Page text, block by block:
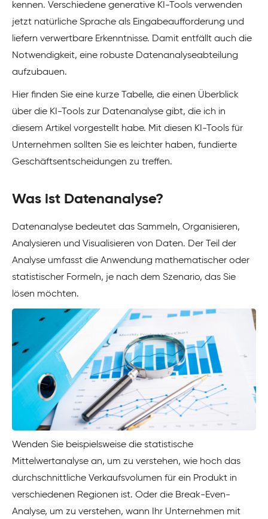
kennen. Verschiedene generative KI-Tools verwenden
jetzt natürliche Sprache als Eingabeaufforderung und
liefern verwertbare Erkenntnisse. Damit entfällt auch die
Notwendigkeit, eine robuste Datenanalyseabteilung
aufzubauen.
Hier finden Sie eine kurze Tabelle, die einen Überblick
über die KI-Tools zur Datenanalyse gibt, die ich in
diesem Artikel vorgestellt habe. Mit diesen KI-Tools für
Unternehmen sollten Sie es leichter haben, fundierte
Geschäftsentscheidungen zu treffen.
Was ist Datenanalyse?
Datenanalyse bedeutet das Sammeln, Organisieren,
Analysieren und Visualisieren von Daten. Der Teil der
Analyse umfasst die Anwendung mathematischer oder
statistischer Formeln, je nach dem Szenario, das Sie
lösen möchten.
Wenden Sie beispielsweise die statistische
Mittelwertanalyse an, um zu verstehen, wie hoch das
durchschnittliche Verkaufsvolumen für ein Produkt in
verschiedenen Regionen ist. Oder die Break-Even-
Analyse, um zu verstehen, wann Ihr Unternehmen mit